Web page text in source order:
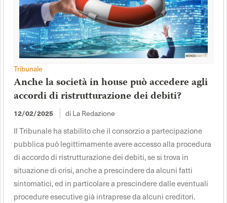
Tribunale
Anche la società in house può accedere agli
accordi di ristrutturazione dei debiti?
12/02/2025 di La Redazione
Il Tribunale ha stabilito che il consorzio a partecipazione
pubblica può legittimamente avere accesso alla procedura
di accordo di ristrutturazione dei debiti, se si trova in
situazione di crisi, anche a prescindere da alcuni fatti
sintomatici, ed in particolare a prescindere dalle eventuali
procedure esecutive già intraprese da alcuni creditori.